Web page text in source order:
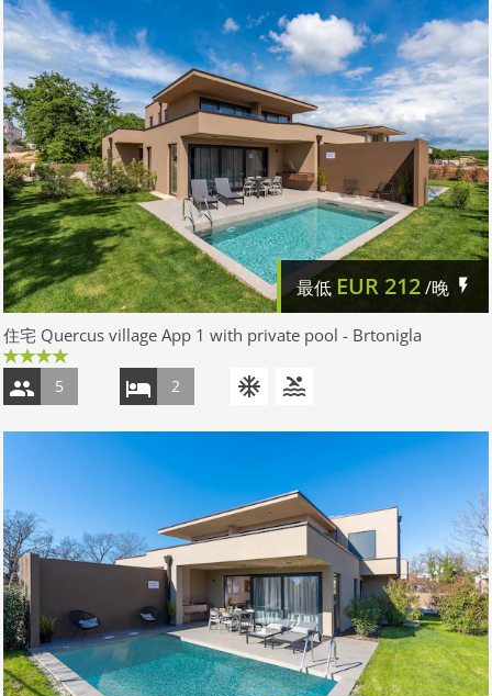
最低 EUR 212/晚
住宅 Quercus village App 1 with private pool - Brtonigla
5 2